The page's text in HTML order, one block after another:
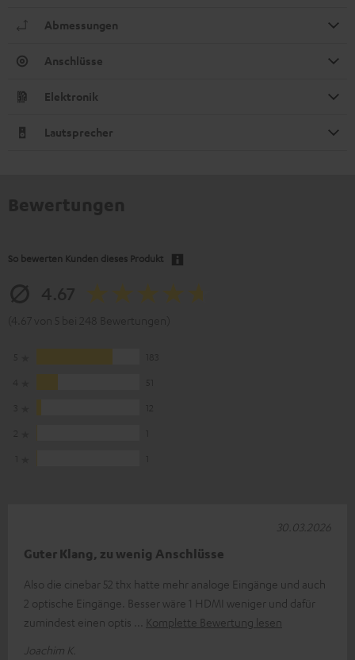
Abmessungen
Anschlüsse
Elektronik
Lautsprecher
So bewerten Kunden dieses Produkt
Guter Klang, zu wenig Anschlüsse
Also die cinebar 52 thx hatte mehr analoge Eingänge und auch
2 optische Eingänge. Besser wäre 1 HDMI weniger und dafür
zumindest einen optis
Komplette Bewertung lesen
Joachim K.
30.03.2026